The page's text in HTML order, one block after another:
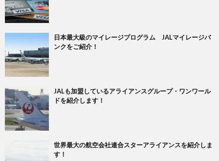
日本最大級のマイレージプログラム JALマイレージバ
ンクをご紹介！
JALも加盟しているアライアンスグループ・ワンワール
ドを紹介します！
世界最大の航空会社連合スターアライアンスを紹介しま
す！